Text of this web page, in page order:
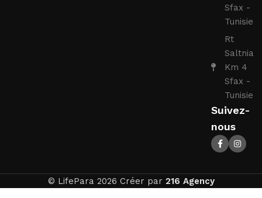
Sfax -
Tunisie
Rt
Saltnia
Km 4
Sfax -
Tunisie
Suivez-
nous
© LifePara 2026 Créer par 216 Agency